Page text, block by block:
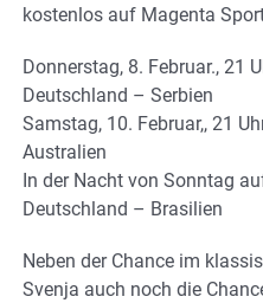
kostenlos auf Magenta
Donnerstag, 8. Februar., 21
Deutschland – Serbien
Samstag, 10. Februar,, 21
Australien
In der Nacht von Sonntag
Deutschland – Brasilien
Neben der Chance im
Svenja auch noch die